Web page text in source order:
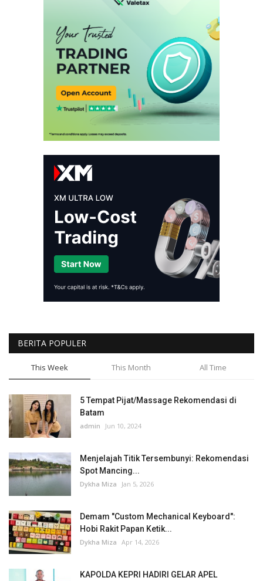
BERITA POPULER
This Week This Month All Time
5 Tempat Pijat/Massage Rekomendasi di
Batam
admin Jun 10, 2024
Menjelajah Titik Tersembunyi: Rekomendasi
Spot Mancing...
Dykha Miza Jan 5, 2026
Demam "Custom Mechanical Keyboard":
Hobi Rakit Papan Ketik...
Dykha Miza Apr 14, 2026
KAPOLDA KEPRI HADIRI GELAR APEL